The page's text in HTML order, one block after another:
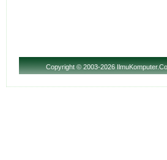
Copyright© 2003-2026